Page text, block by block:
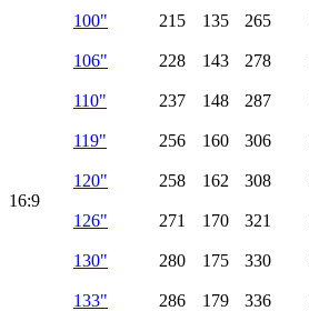
16:9
100" 215 135 265
106" 228 143 278
110" 237 148 287
119" 256 160 306
120" 258 162 308
126" 271 170 321
130" 280 175 330
133" 286 179 336